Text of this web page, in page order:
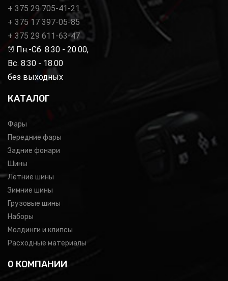
+ 375 29 705-41-21
+ 375 17 397-05-85
+ 375 29 611-63-47
Пн.-Сб. 8:30 - 20:00,
Вс. 8:30 - 18.00
без выходных
КАТАЛОГ
Фары
Передние фары
Задние фонари
Шины
Летние шины
Зимние шины
Грузовые шины
Наборы
Молдинги и клипсы
Расходные материалы
0 КОМПАНИИ